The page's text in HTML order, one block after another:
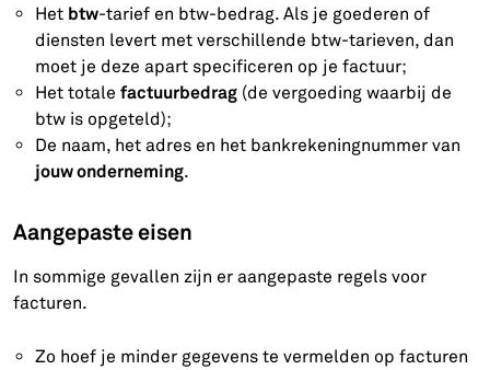
Het btw-tarief en btw-bedrag. Als je goederen of
diensten levert met verschillende btw-tarieven, dan
moet je deze apart specificeren op je factuur;
Het totalefactuurbedrag (de vergoeding waarbij de
btw is opgeteld);
De naam, het adres en het bankrekeningnummer van
jouw onderneming.
Aangepaste eisen
In sommige gevallen zijn er aangepaste regels voor
facturen.
Zo hoef je minder gegevens te vermelden op facturen